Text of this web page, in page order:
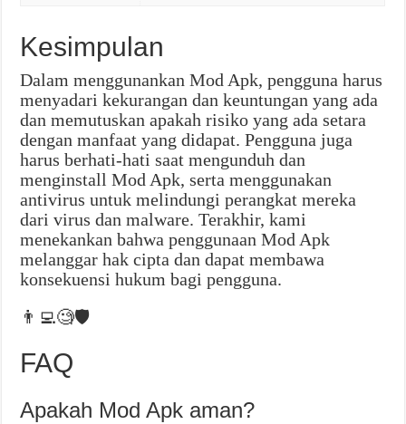
Kesimpulan
Dalam menggunankan Mod Apk, pengguna harus
menyadari kekurangan dan keuntungan yang ada
dan memutuskan apakah risiko yang ada setara
dengan manfaat yang didapat. Pengguna juga
harus berhati-hati saat mengunduh dan
menginstall Mod Apk, serta menggunakan
antivirus untuk melindungi perangkat mereka
dari virus dan malware. Terakhir, kami
menekankan bahwa penggunaan Mod Apk
melanggar hak cipta dan dapat membawa
konsekuensi hukum bagi pengguna.
👨‍💻🧐🛡️
FAQ
Apakah Mod Apk aman?